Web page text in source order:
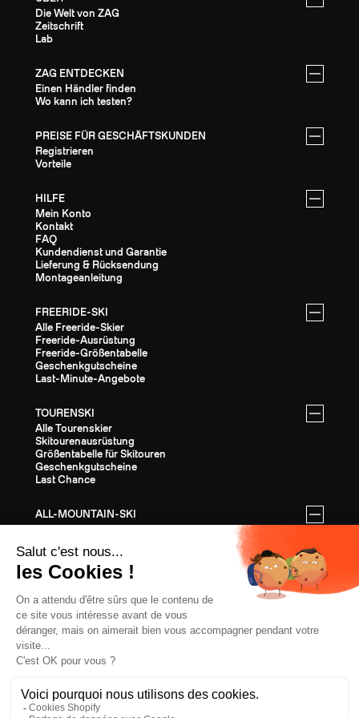
Die Welt von ZAG
Zeitschrift
Lab
ZAG ENTDECKEN
Einen Händler finden
Wo kann ich testen?
PREISE FÜR GESCHÄFTSKUNDEN
Registrieren
Vorteile
HILFE
Mein Konto
Kontakt
FAQ
Kundendienst und Garantie
Lieferung & Rücksendung
Montageanleitung
FREERIDE-SKI
Alle Freeride-Skier
Freeride-Ausrüstung
Freeride-Größentabelle
Geschenkgutscheine
Last-Minute-Angebote
TOURENSKI
Alle Tourenskier
Skitourenausrüstung
Größentabelle für Skitouren
Geschenkgutscheine
Last Chance
ALL-MOUNTAIN-SKI
All-Mountain-Größentabelle
Geschenkgutscheine
Last Chance
AUSSTATTUNG
Die gesamte Ausrüstung
Helme
Bindungen
Stöcke
Steigeisen
Bekleidung